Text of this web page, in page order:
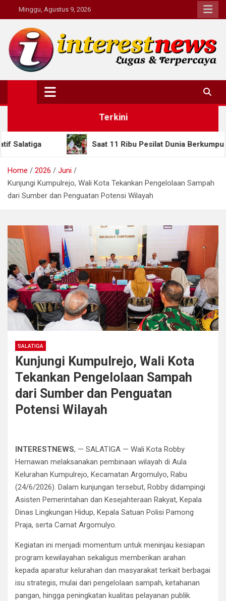
to
content
Minggu, Agustus 9, 2026
Interestnews.or.id
Terkini
Saat 11 Ribu Pesilat Dunia Berkumpul di Semarang,
Home 2026
Juni
Kunjungi Kumpulrejo, Wali Kota Tekankan Pengelolaan Sampah
dari Sumber dan Penguatan Potensi Wilayah
SALATIGA
Kunjungi Kumpulrejo, Wali Kota
Tekankan Pengelolaan Sampah
dari Sumber dan Penguatan
Potensi Wilayah
INTERESTNEWS, — SALATIGA — Wali Kota Robby
Hernawan melaksanakan pembinaan wilayah di Aula
Kelurahan Kumpulrejo, Kecamatan Argomulyo, Rabu
(24/6/2026). Dalam kunjungan tersebut, Robby didampingi
Asisten Pemerintahan dan Kesejahteraan Rakyat, Kepala
Dinas Lingkungan Hidup, Kepala Satuan Polisi Pamong
Praja, serta Camat Argomulyo.
Kegiatan ini menjadi momentum untuk meninjau kesiapan
program kewilayahan sekaligus memberikan arahan
kepada aparatur kelurahan dan masyarakat terkait berbagai
isu strategis, mulai dari pengelolaan sampah, ketahanan
pangan, hingga peningkatan kualitas pelayanan publik.